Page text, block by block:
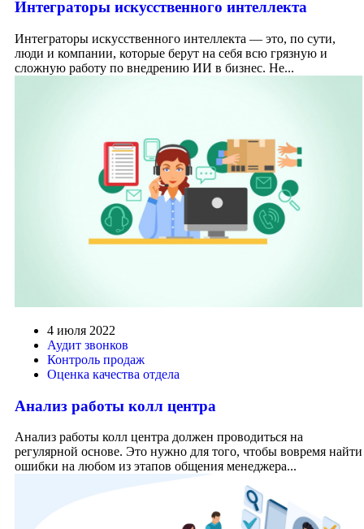
Интеграторы искусственного интеллекта
Интеграторы искусственного интеллекта — это, по сути,
люди и компании, которые берут на себя всю грязную и
сложную работу по внедрению ИИ в бизнес. Не...
4 июля 2022
Аудит звонков
Контроль продаж
Оценка качества отдела
Анализ работы колл центра
Анализ работы колл центра должен проводиться на
регулярной основе. Это нужно для того, чтобы вовремя найти
ошибки на любом из этапов общения менеджера...